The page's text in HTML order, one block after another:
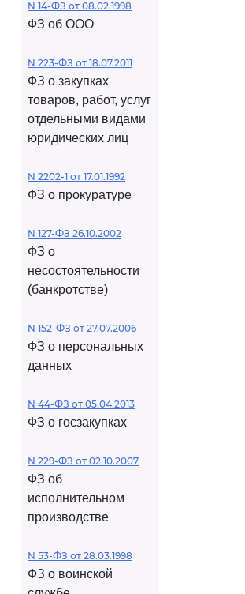
N 14-ФЗ от 08.02.1998
ФЗ об ООО
N 223-ФЗ от 18.07.2011
ФЗ о закупках
товаров, работ, услуг
отдельными видами
юридических лиц
N 2202-1 от 17.01.1992
ФЗ о прокуратуре
N 127-ФЗ 26.10.2002
ФЗ о
несостоятельности
(банкротстве)
N 152-ФЗ от 27.07.2006
ФЗ о персональных
данных
N 44-ФЗ от 05.04.2013
ФЗ о госзакупках
N 229-ФЗ от 02.10.2007
ФЗ об
исполнительном
производстве
N 53-ФЗ от 28.03.1998
ФЗ о воинской